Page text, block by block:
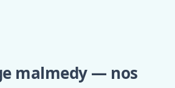
malmedy — nos